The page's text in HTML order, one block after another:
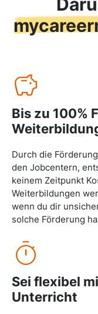
Bis zu 100%
Durch die
den Jobcentern,
keinem Zeitpunkt
Weiterbildungen
wenn du dir
solche Förderung
Sei flexibel
Unterricht